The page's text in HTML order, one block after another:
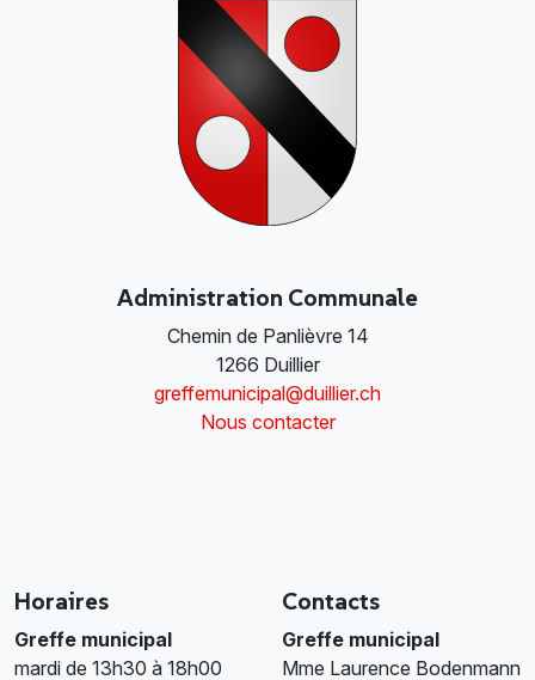
Administration Communale
Chemin de Panlièvre 14
1266 Duillier
greffemunicipal@duillier.ch
Nous contacter
Horaires
Greffe municipal
mardi de 13h30 à 18h00
Contacts
Greffe municipal
Mme Laurence Bodenmann